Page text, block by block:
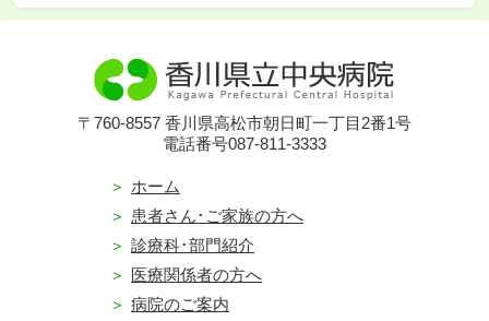
〒760-8557 香川県高松市朝日町一丁目2番1号
電話番号087-811-3333
ホーム
患者さん･ご家族の方へ
診療科･部門紹介
医療関係者の方へ
病院のご案内